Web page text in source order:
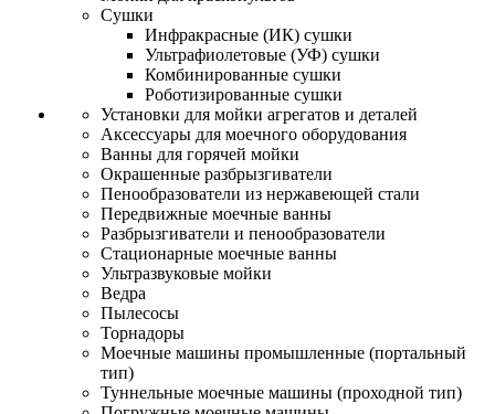
Сушки
Инфракрасные (ИК) сушки
Ультрафиолетовые (УФ) сушки
Комбинированные сушки
Роботизированные сушки
Установки для мойки агрегатов и деталей
Аксессуары для моечного оборудования
Ванны для горячей мойки
Окрашенные разбрызгиватели
Пенообразователи из нержавеющей стали
Передвижные моечные ванны
Разбрызгиватели и пенообразователи
Стационарные моечные ванны
Ультразвуковые мойки
Ведра
Пылесосы
Торнадоры
Моечные машины промышленные (портальный
тип)
Туннельные моечные машины (проходной тип)